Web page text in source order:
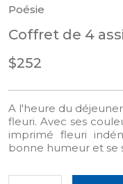
Poésie
Coffret de 4
$252
A l'heure du
fleuri. Avec ses
imprimé fleuri
bonne humeur et se